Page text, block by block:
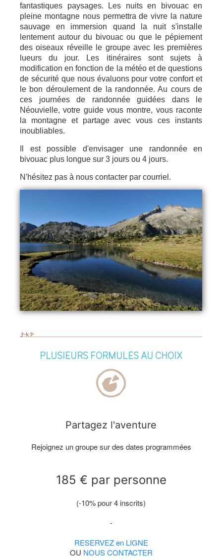
fantastiques paysages. Les nuits en bivouac en
pleine montagne nous permettra de vivre la nature
sauvage en immersion quand la nuit s'installe
lentement autour du bivouac ou que le pépiement
des oiseaux réveille le groupe avec les premières
lueurs du jour. Les itinéraires sont sujets à
modification en fonction de la météo et de questions
de sécurité que nous évaluons pour votre confort et
le bon déroulement de la randonnée. Au cours de
ces journées de randonnée guidées dans le
Néouvielle, votre guide vous montre, vous raconte
la montagne et partage avec vous ces instants
inoubliables.
Il est possible d'envisager une randonnée en
bivouac plus longue sur 3 jours ou 4 jours.
N'hésitez pas à nous contacter par courriel.
PLUSIEURS FORMULES AU CHOIX
Partagez l'aventure
Rejoignez un groupe sur des dates programmées
185 € par personne
(-10% pour 4 inscrits)
-
RESERVEZ en LIGNE
OU NOUS CONTACTER